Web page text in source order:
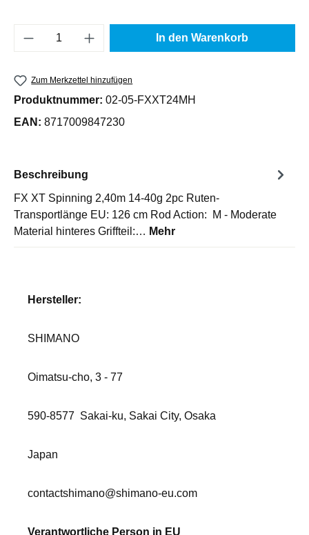
Produkt Anzahl: Gib den gewünschten
In den Warenkorb
Zum Merkzettel hinzufügen
Produktnummer: 02-05-FXXT24MH
EAN: 8717009847230
Beschreibung
FX XT Spinning 2,40m 14-40g 2pc Ruten-
Transportlänge EU: 126 cm Rod Action: M - Moderate
Material hinteres Griffteil:… Mehr
Hersteller:
SHIMANO
Oimatsu-cho, 3 - 77
590-8577 Sakai-ku, Sakai City, Osaka
Japan
contactshimano@shimano-eu.com
Verantwortliche Person in EU